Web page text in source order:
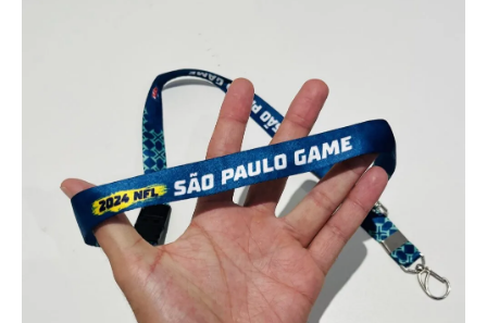
Cordões personalizados para crachá.
Os cordões para crachá personalizados unem organização,
segurança e marketing. Eles suportam crachás e cartões RFID,
mantêm identificação sempre visível e ainda fortalecem a marca
com impressão de logotipo e cores institucionais. São duráveis,
confortáveis e ideais para padronização de equipes.